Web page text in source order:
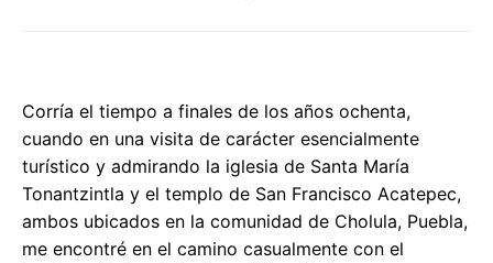
Corría el tiempo a finales de los años ochenta,
cuando en una visita de carácter esencialmente
turístico y admirando la iglesia de Santa María
Tonantzintla y el templo de San Francisco Acatepec,
ambos ubicados en la comunidad de Cholula, Puebla,
me encontré en el camino casualmente con el